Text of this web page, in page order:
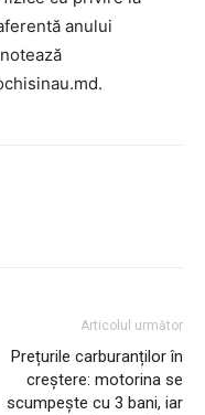
anului
Articolul următor
Prețurile carburanților în
creștere: motorina se
scumpește cu 3 bani, iar